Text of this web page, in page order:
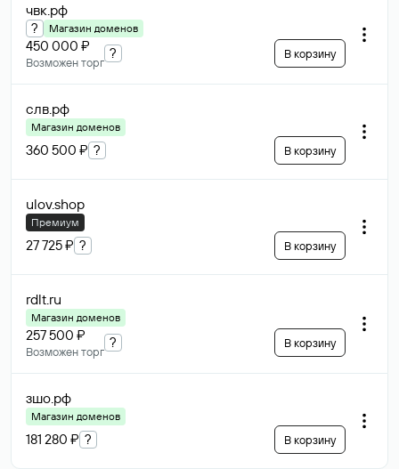
чвк.рф
? Магазин доменов
450 000 ₽
Возможен торг
? В корзину
слв.рф
Магазин доменов
360 500 ₽ ? В корзину
ulov.shop
Премиум
27 725 ₽ ? В корзину
rdlt.ru
Магазин доменов
257 500 ₽
Возможен торг
? В корзину
зшо.рф
Магазин доменов
181 280 ₽ ? В корзину